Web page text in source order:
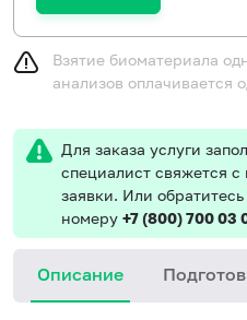
Взятие биоматериала
анализов оплачивается
Для заказа услуги
специалист свяжется
заявки. Или
номеру +7 (800) 700 03
Описание